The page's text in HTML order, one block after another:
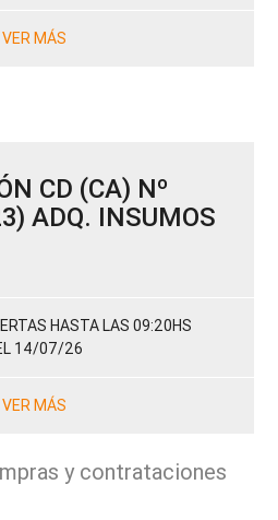
VER MÁS
CD (CA) Nº
ADQ. INSUMOS
HASTA LAS 09:20HS
14/07/26
VER MÁS
y contrataciones